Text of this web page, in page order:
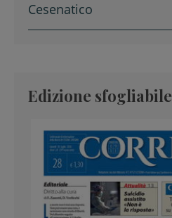
Cesenatico
Edizione sfogliabile